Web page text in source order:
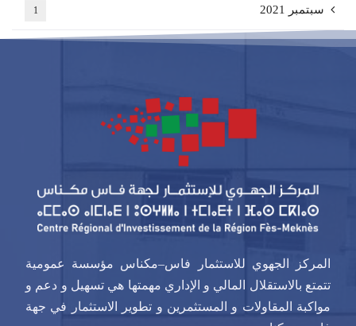
سبتمبر 2021 1
المركز الجهوي للاستثمار فاس–مكناس مؤسسة عمومية
تتمتع بالاستقلال المالي و الإداري مهمتها هي تسهيل و دعم و
مواكبة المقاولات و المستثمرين و تطوير الاستثمار في جهة